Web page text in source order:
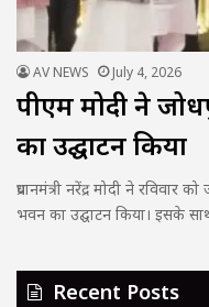
AV NEWS July 4, 2026
पीएम मोदी ने
का उद्घाटन किया
प्रधानमंत्री नरेंद्र मोदी ने
भवन का उद्घाटन किया। इसके
Recent Posts